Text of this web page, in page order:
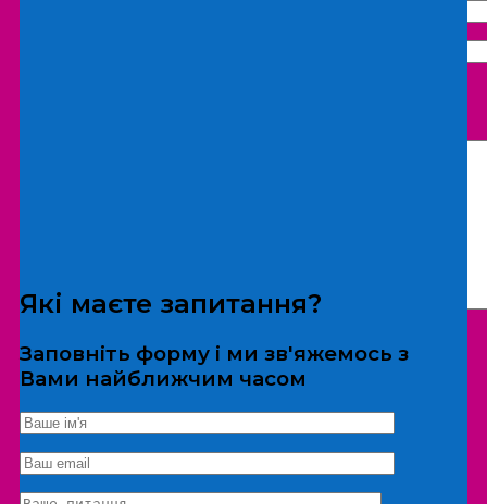
*Дані не передаються третім особам
Екскурсія/локація
Які маєте запитання?
Заповніть форму і ми зв'яжемось з
Вами найближчим часом